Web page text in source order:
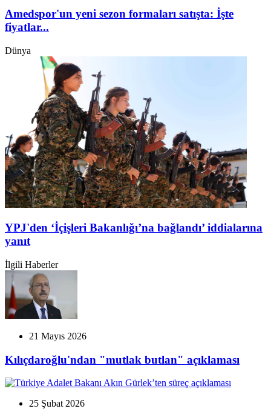
Amedspor'un yeni sezon formaları satışta: İşte
fiyatlar...
Dünya
YPJ'den ‘İçişleri Bakanlığı’na bağlandı’ iddialarına
yanıt
İlgili Haberler
21 Mayıs 2026
Kılıçdaroğlu'ndan "mutlak butlan" açıklaması
25 Şubat 2026